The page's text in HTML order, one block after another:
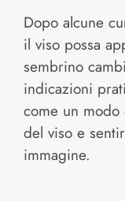
Dopo alcune
il viso possa
sembrino
indicazioni
come un
del viso e
immagine.